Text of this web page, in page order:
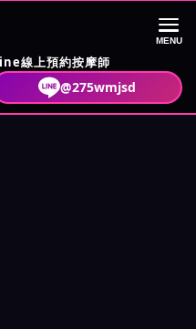
線上預約按摩師
@275wmjsd
MENU